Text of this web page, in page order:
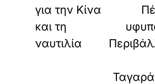
για την Κίνα
και τη
ναυτιλία